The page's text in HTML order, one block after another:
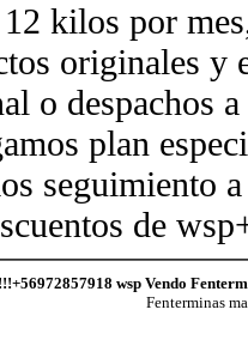
kilos por
originales y
o despachos
plan
seguimiento
de
wsp Vendo
Fenterminas